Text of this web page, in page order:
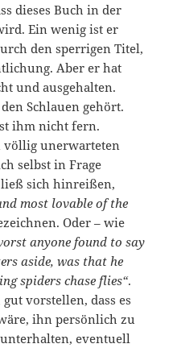
dieses Buch in der
Ein wenig ist er
den sperrigen Titel,
Aber er hat
und ausgehalten.
Schlauen gehört.
ihm nicht fern.
völlig unerwarteten
selbst in Frage
sich hinreißen,
most lovable of the
Oder – wie
anyone found to say
aside, was that he
spiders chase flies“.
vorstellen, dass es
ihn persönlich zu
eventuell